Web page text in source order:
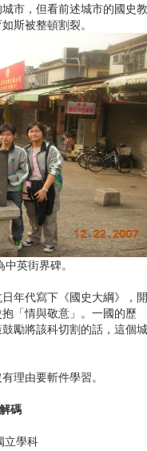
市，但看前述城市的國史教
斯被整頓割裂。
英街界碑。
年代寫下《國史大綱》，開
「情與敬意」。一國的歷
勵將該科切割的話，這個城
理由要斬件學習。
碼
立學科